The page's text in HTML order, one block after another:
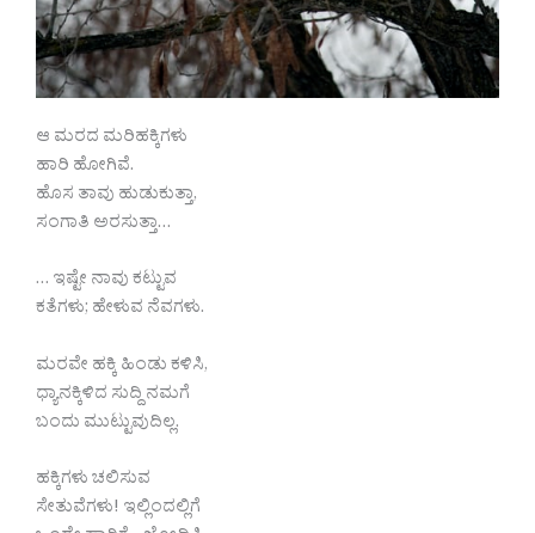
ಆ ಮರದ ಮರಿಹಕ್ಕಿಗಳು
ಹಾರಿ ಹೋಗಿವೆ.
ಹೊಸ ತಾವು ಹುಡುಕುತ್ತಾ,
ಸಂಗಾತಿ ಅರಸುತ್ತಾ…
… ಇಷ್ಟೇ ನಾವು ಕಟ್ಟುವ
ಕತೆಗಳು; ಹೇಳುವ ನೆವಗಳು.
ಮರವೇ ಹಕ್ಕಿ ಹಿಂಡು ಕಳಿಸಿ,
ಧ್ಯಾನಕ್ಕಿಳಿದ ಸುದ್ದಿ ನಮಗೆ
ಬಂದು ಮುಟ್ಟುವುದಿಲ್ಲ.
ಹಕ್ಕಿಗಳು ಚಲಿಸುವ
ಸೇತುವೆಗಳು! ಇಲ್ಲಿಂದಲ್ಲಿಗೆ